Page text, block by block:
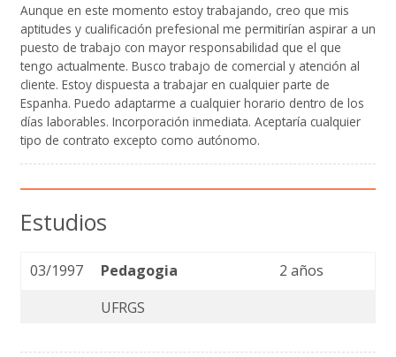
Aunque en este momento estoy trabajando, creo que mis
aptitudes y cualificación prefesional me permitirían aspirar a un
puesto de trabajo con mayor responsabilidad que el que
tengo actualmente. Busco trabajo de comercial y atención al
cliente. Estoy dispuesta a trabajar en cualquier parte de
Espanha. Puedo adaptarme a cualquier horario dentro de los
días laborables. Incorporación inmediata. Aceptaría cualquier
tipo de contrato excepto como autónomo.
Estudios
03/1997 Pedagogia
2 años
UFRGS